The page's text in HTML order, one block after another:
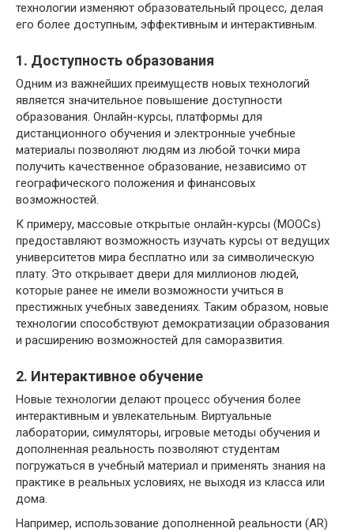
технологии изменяют образовательный процесс, делая
его более доступным, эффективным и интерактивным.
1. Доступность образования
Одним из важнейших преимуществ новых технологий
является значительное повышение доступности
образования. Онлайн-курсы, платформы для
дистанционного обучения и электронные учебные
материалы позволяют людям из любой точки мира
получить качественное образование, независимо от
географического положения и финансовых
возможностей.
К примеру, массовые открытые онлайн-курсы (MOOCs)
предоставляют возможность изучать курсы от ведущих
университетов мира бесплатно или за символическую
плату. Это открывает двери для миллионов людей,
которые ранее не имели возможности учиться в
престижных учебных заведениях. Таким образом, новые
технологии способствуют демократизации образования
и расширению возможностей для саморазвития.
2. Интерактивное обучение
Новые технологии делают процесс обучения более
интерактивным и увлекательным. Виртуальные
лаборатории, симуляторы, игровые методы обучения и
дополненная реальность позволяют студентам
погружаться в учебный материал и применять знания на
практике в реальных условиях, не выходя из класса или
дома.
Например, использование дополненной реальности (AR)